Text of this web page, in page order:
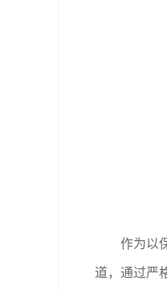
作为以
道，通过严